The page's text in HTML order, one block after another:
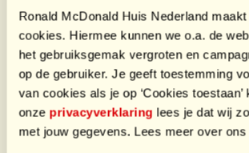
Ronald McDonald Huis Nederland
cookies. Hiermee kunnen we o.a. de
het gebruiksgemak vergroten en
op de gebruiker. Je geeft toestemming
van cookies als je op ‘Cookies toestaan’
onze privacyverklaring lees je dat wij
met jouw gegevens. Lees meer over ons
€50,00 door Pieten
€75,00 door Sint
Een leuk bezoekje van Sinterklaas en
Ook dit jaar zijn wij weer beschikbaar.